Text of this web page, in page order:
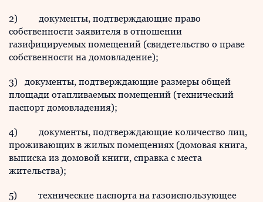
2) документы, подтверждающие право
собственности заявителя в отношении
газифицируемых помещений (свидетельство о праве
собственности на домовладение);
3) документы, подтверждающие размеры общей
площади отапливаемых помещений (технический
паспорт домовладения);
4) документы, подтверждающие количество лиц,
проживающих в жилых помещениях (домовая книга,
выписка из домовой книги, справка с места
жительства);
5) технические паспорта на газоиспользующее